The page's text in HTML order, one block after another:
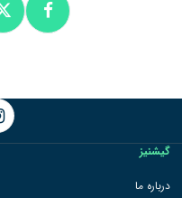
گیشنیز
درباره ما